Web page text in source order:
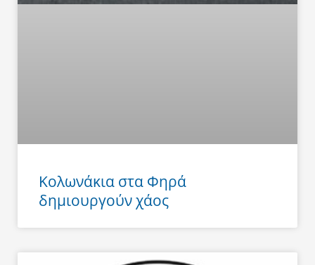
Κολωνάκια στα Φηρά
δημιουργούν χάος